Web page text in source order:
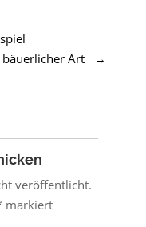
Art
→
veröffentlicht.
markiert